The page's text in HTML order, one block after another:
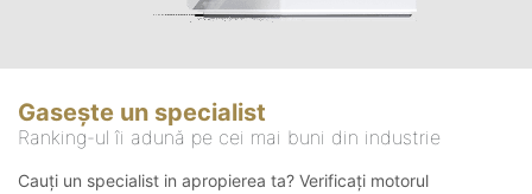
Gasește un specialist
Ranking-ul îi adună pe cei mai buni din industrie
Cauți un specialist in apropierea ta? Verificați motorul